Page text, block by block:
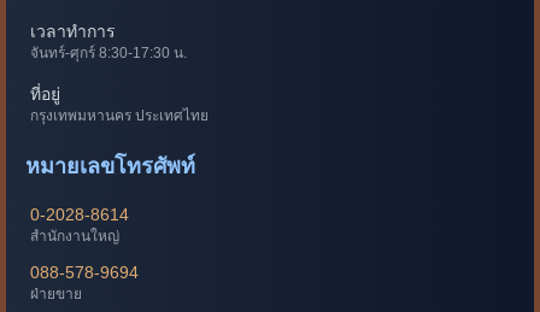
เวลาทำการ
จันทร์-ศุกร์ 8:30-17:30 น.
ที่อยู่
กรุงเทพมหานคร ประเทศไทย
หมายเลขโทรศัพท์
0-2028-8614
สำนักงานใหญ่
088-578-9694
ฝ่ายขาย